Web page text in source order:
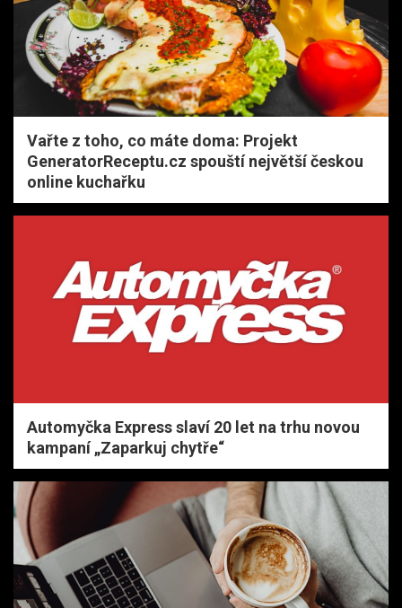
Vařte z toho, co máte doma: Projekt
GeneratorReceptu.cz spouští největší českou
online kuchařku
Automyčka Express slaví 20 let na trhu novou
kampaní „Zaparkuj chytře“